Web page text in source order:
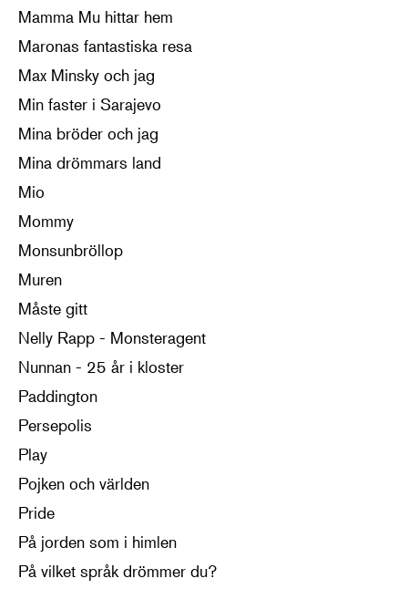
Mamma Mu hittar hem
Maronas fantastiska resa
Max Minsky och jag
Min faster i Sarajevo
Mina bröder och jag
Mina drömmars land
Mio
Mommy
Monsunbröllop
Muren
Måste gitt
Nelly Rapp - Monsteragent
Nunnan - 25 år i kloster
Paddington
Persepolis
Play
Pojken och världen
Pride
På jorden som i himlen
På vilket språk drömmer du?